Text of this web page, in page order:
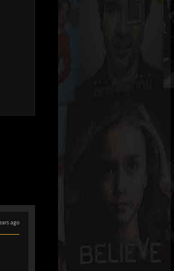
ago